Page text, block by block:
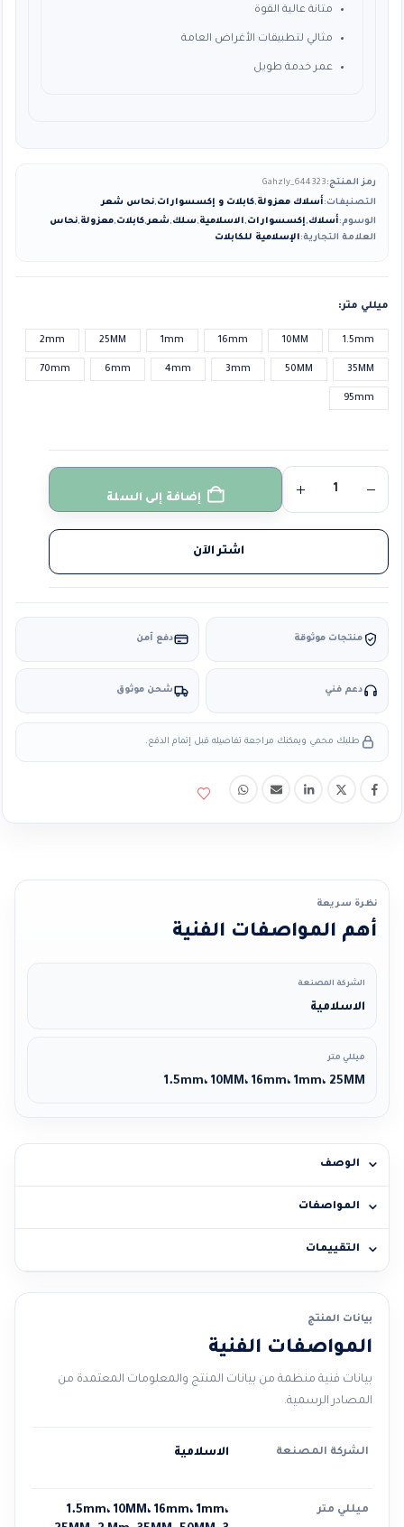
متانة عالية القوة
مثالي لتطبيقات الأغراض العامة
عمر خدمة طويل
رمز المنتج:Gahzly_644323
التصنيفات:أسلاك معزولة,كابلات و إكسسوارات,نحاس شعر
الوسوم:أسلاك,إكسسوارات,الاسلامية,سلك,شعر,كابلات,معزولة,نحاس
العلامة التجارية:الإسلامية للكابلات
ميللي متر
1.5mm
10MM
16mm
1mm
25MM
2mm
35MM
50MM
3mm
4mm
6mm
70mm
95mm
إضافة إلى السلة
اشتر الآن
منتجات موثوقة دفع آمن
دعم فني شحن موثوق
طلبك محمي ويمكنك مراجعة تفاصيله قبل إتمام الدفع.
نظرة سريعة
أهم المواصفات الفنية
الشركة المصنعة
الاسلامية
ميللي متر
1.5mm، 10MM، 16mm، 1mm، 25MM
الوصف
المواصفات
التقييمات
بيانات المنتج
المواصفات الفنية
بيانات فنية منظمة من بيانات المنتج والمعلومات المعتمدة من
المصادر الرسمية.
الشركة المصنعة الاسلامية
ميللي متر
1.5mm، 10MM، 16mm، 1mm،